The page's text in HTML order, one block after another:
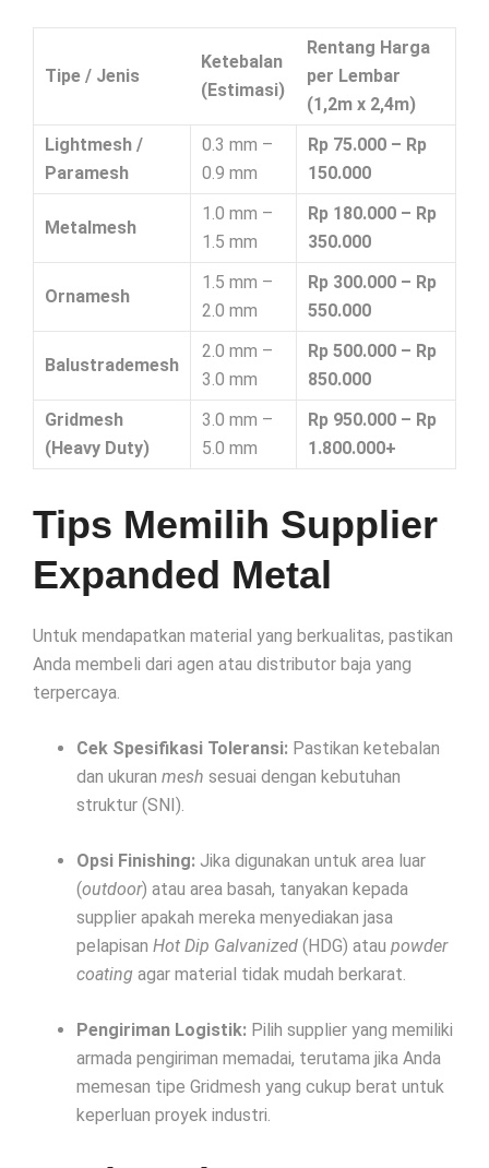
Tipe / Jenis
Ketebalan
(Estimasi)
Rentang Harga
per Lembar
(1,2m x 2,4m)
Lightmesh /
Paramesh
0.3 mm –
0.9 mm
Rp 75.000 – Rp
150.000
Metalmesh
1.0 mm –
1.5 mm
Rp 180.000 – Rp
350.000
Ornamesh
1.5 mm –
2.0 mm
Rp 300.000 – Rp
550.000
Balustrademesh
2.0 mm –
3.0 mm
Rp 500.000 – Rp
850.000
Gridmesh
(Heavy Duty)
3.0 mm –
5.0 mm
Rp 950.000 – Rp
1.800.000+
Tips Memilih Supplier
Expanded Metal
Untuk mendapatkan material yang berkualitas, pastikan
Anda membeli dari agen atau distributor baja yang
terpercaya.
Cek Spesifikasi Toleransi: Pastikan ketebalan
dan ukuran mesh sesuai dengan kebutuhan
struktur (SNI).
Opsi Finishing: Jika digunakan untuk area luar
(outdoor) atau area basah, tanyakan kepada
supplier apakah mereka menyediakan jasa
pelapisan Hot Dip Galvanized (HDG) atau powder
coating agar material tidak mudah berkarat.
Pengiriman Logistik: Pilih supplier yang memiliki
armada pengiriman memadai, terutama jika Anda
memesan tipe Gridmesh yang cukup berat untuk
keperluan proyek industri.